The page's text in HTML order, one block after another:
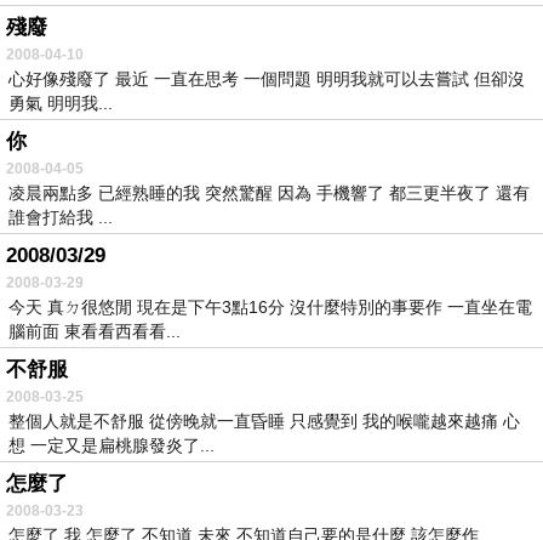
殘廢
2008-04-10
心好像殘廢了 最近 一直在思考 一個問題 明明我就可以去嘗試 但卻沒
勇氣 明明我...
你
2008-04-05
凌晨兩點多 已經熟睡的我 突然驚醒 因為 手機響了 都三更半夜了 還有
誰會打給我 ...
2008/03/29
2008-03-29
今天 真ㄉ很悠閒 現在是下午3點16分 沒什麼特別的事要作 一直坐在電
腦前面 東看看西看看...
不舒服
2008-03-25
整個人就是不舒服 從傍晚就一直昏睡 只感覺到 我的喉嚨越來越痛 心
想 一定又是扁桃腺發炎了...
怎麼了
2008-03-23
怎麼了 我 怎麼了 不知道 未來 不知道自己要的是什麼 該怎麼作